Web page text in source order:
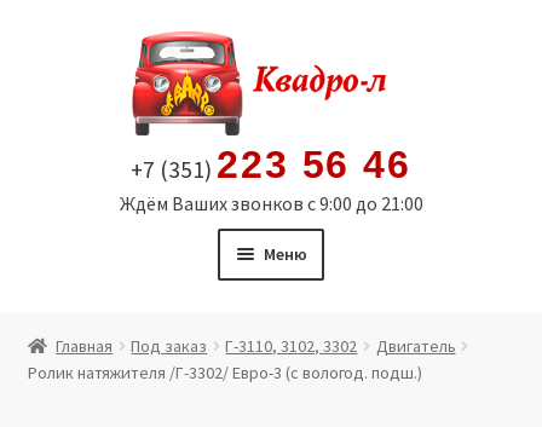
содержимому
+7 (351) 223 56 46
Ждём Ваших звонков с 9:00 до 21:00
Меню
Витрина
Главная Под заказ Г-3110, 3102, 3302
Двигатель
Ролик натяжителя /Г-3302/ Евро-3 (с вологод. подш.)